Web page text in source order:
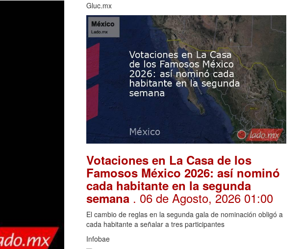
Gluc.mx
Votaciones en La Casa de los
Famosos México 2026: así nominó
cada habitante en la segunda
semana . 06 de Agosto, 2026 01:00
El cambio de reglas en la segunda gala de nominación obligó a
cada habitante a señalar a tres participantes
Infobae